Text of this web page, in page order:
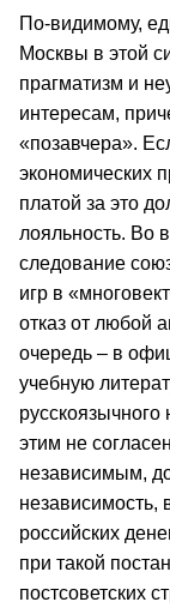
По-видимому,
Москвы в этой
прагматизм и
интересам,
«позавчера».
экономических
платой за это
лояльность. Во
следование
игр в
отказ от любой
очередь – в
учебную
русскоязычного
этим не
независимым,
независимость,
российских
при такой
постсоветских